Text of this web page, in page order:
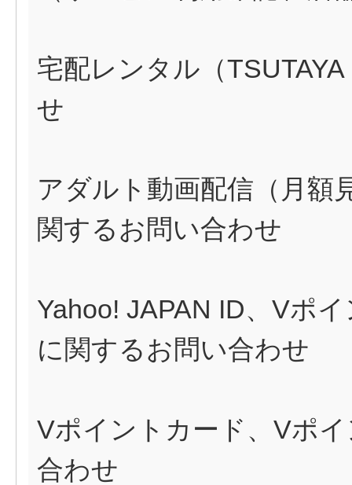
宅配レンタル（
せ
アダルト動画配信（月額
関するお問い合わせ
Yahoo! JAPAN ID、Vポ
に関するお問い合わせ
Vポイントカード、Vポ
合わせ